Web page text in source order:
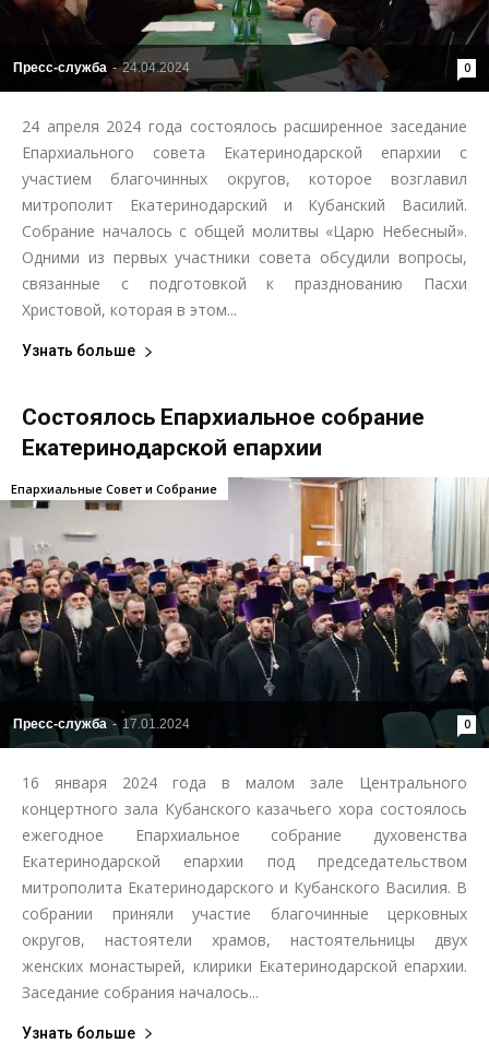
Пресс-служба - 24.04.2024 0
24 апреля 2024 года состоялось расширенное заседание
Епархиального совета Екатеринодарской епархии с
участием благочинных округов, которое возглавил
митрополит Екатеринодарский и Кубанский Василий.
Собрание началось с общей молитвы «Царю Небесный».
Одними из первых участники совета обсудили вопросы,
связанные с подготовкой к празднованию Пасхи
Христовой, которая в этом...
Узнать больше
Состоялось Епархиальное собрание
Екатеринодарской епархии
Пресс-служба - 17.01.2024 0
Епархиальные Совет и Собрание
16 января 2024 года в малом зале Центрального
концертного зала Кубанского казачьего хора состоялось
ежегодное Епархиальное собрание духовенства
Екатеринодарской епархии под председательством
митрополита Екатеринодарского и Кубанского Василия. В
собрании приняли участие благочинные церковных
округов, настоятели храмов, настоятельницы двух
женских монастырей, клирики Екатеринодарской епархии.
Заседание собрания началось...
Узнать больше